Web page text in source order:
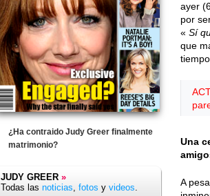
¿Ha contraido Judy Greer finalmente
matrimonio?
JUDY GREER »
Todas las noticias, fotos y videos.
ayer
por
« Sí
que
tiempo.
Una
A